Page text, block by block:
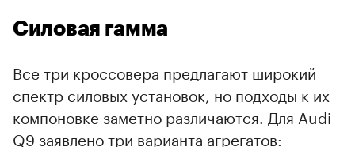
Силовая гамма
Все три кроссовера предлагают широкий
спектр силовых установок, но подходы к их
компоновке заметно различаются. Для Audi
Q9 заявлено три варианта агрегатов: